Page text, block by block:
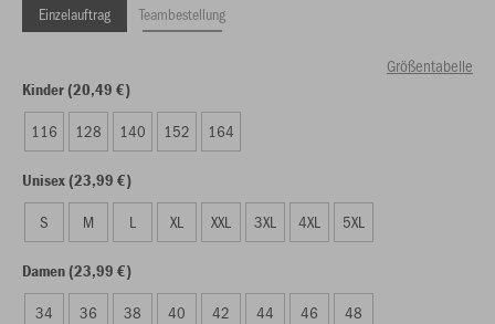
Einzelauftrag Teambestellung
Größentabelle
Kinder (20,49 €)
116 128 140 152 164
Unisex (23,99 €)
S M L XL XXL 3XL 4XL 5XL
Damen (23,99 €)
34 36 38 40 42 44 46 48